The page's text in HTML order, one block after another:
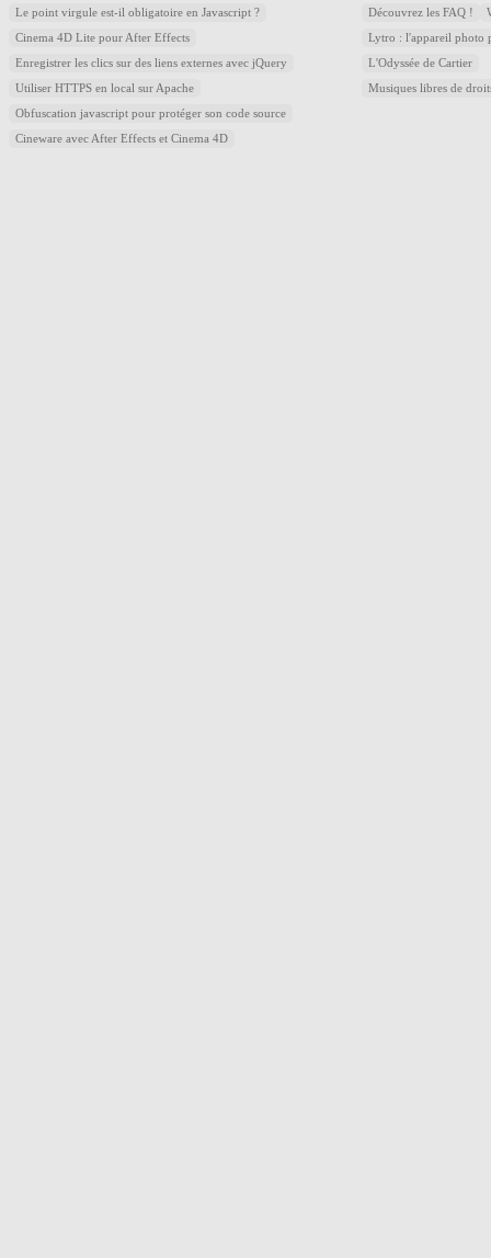
Le point virgule est-il obligatoire en Javascript ?
Cinema 4D Lite pour After Effects
Enregistrer les clics sur des liens externes avec jQuery
Utiliser HTTPS en local sur Apache
Obfuscation javascript pour protéger son code source
Cineware avec After Effects et Cinema 4D
Découvrez les FAQ !
Lytro : l'appareil photo
L'Odyssée de Cartier
Musiques libres de